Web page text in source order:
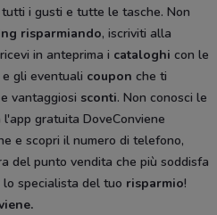
i gusti e tutte le tasche. Non
risparmiando, iscriviti alla
in anteprima i cataloghi con le
e gli eventuali coupon che ti
vantaggiosi sconti. Non conosci le
gratuita DoveConviene
e scopri il numero di telefono,
del punto vendita che più soddisfa
lo specialista del tuo risparmio!
.